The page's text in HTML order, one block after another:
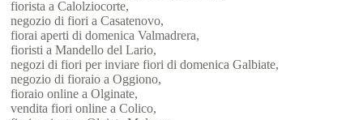
fiorista a Calolziocorte,
negozio di fiori a Casatenovo,
fiorai aperti di domenica Valmadrera,
fioristi a Mandello del Lario,
negozi di fiori per inviare fiori di domenica Galbiate,
negozio di fioraio a Oggiono,
fioraio online a Olginate,
vendita fiori online a Colico,